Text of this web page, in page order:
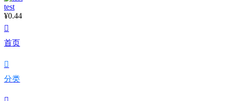
test
¥0.44

首页

分类